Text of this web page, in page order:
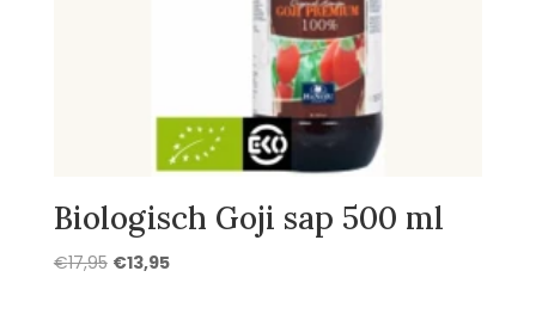
Biologisch Goji sap 500 ml
€17,95 Oorspronkelijke
€13,95Huidige